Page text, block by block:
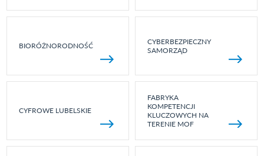
BIORÓŻNORODNOŚĆ
CYBERBEZPIECZNY
SAMORZĄD
CYFROWE LUBELSKIE
FABRYKA
KOMPETENCJI
KLUCZOWYCH NA
TERENIE MOF